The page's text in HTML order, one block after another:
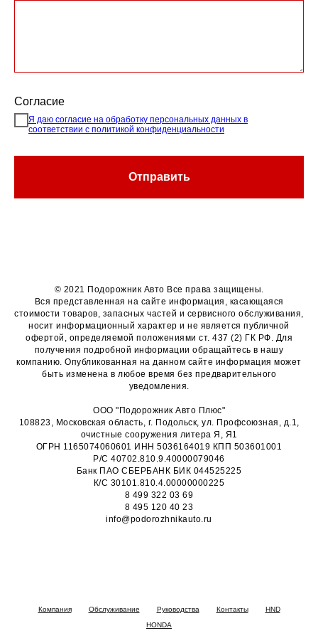
Согласие
Я даю согласие на обработку персональных данных в
соответствии с политикой конфиденциальности
Отправить
© 2021 Подорожник Авто Все права защищены.
Вся представленная на сайте информация, касающаяся
стоимости товаров, запасных частей и сервисного обслуживания,
носит информационный характер и не является публичной
офертой, определяемой положениями ст. 437 (2) ГК РФ. Для
получения подробной информации обращайтесь в нашу
компанию. Опубликованная на данном сайте информация может
быть изменена в любое время без предварительного
уведомления.
ООО "Подорожник Авто Плюс"
108823, Московская область, г. Подольск, ул. Профсоюзная, д.1,
очистные сооружения литера Я, Я1
ОГРН 1165074060601 ИНН 5036164019 КПП 503601001
Р/С 40702.810.9.40000079046
Банк ПАО СБЕРБАНК БИК 044525225
К/С 30101.810.4.00000000225
8 499 322 03 69
8 495 120 40 23
info@podorozhnikauto.ru
Компания Обслуживание Руководства Контакты
HND
HONDA